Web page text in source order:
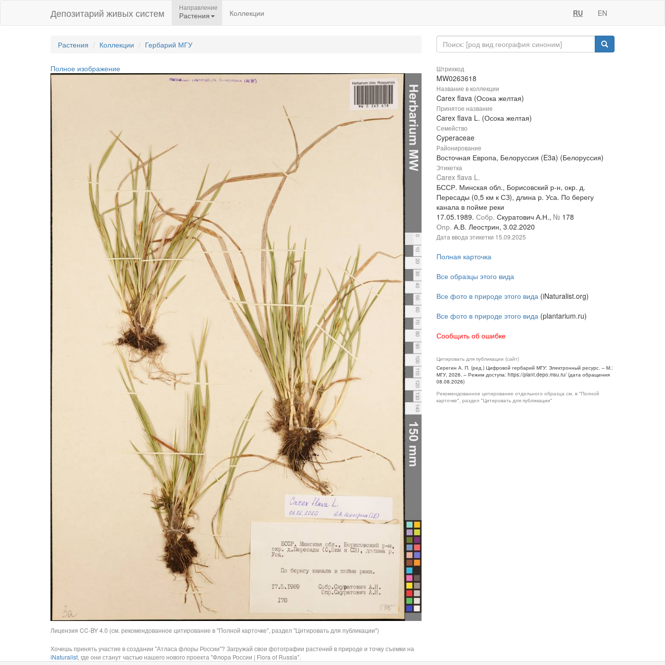
Депозитарий живых систем Направление
Растения Коллекции RU EN
Растения Коллекции Гербарий МГУ
Полное изображение
Лицензия CC-BY 4.0 (см. рекомендованное цитирование в "Полной карточке", раздел "Цитировать для публикации")
Хочешь принять участие в создании "Атласа флоры России"? Загружай свои фотографии растений в природе и точку съемки на
iNaturalist, где они станут частью нашего нового проекта "Флора России | Flora of Russia".
Штрихкод
MW0263618
Название в коллекции
Carex flava (Осока желтая)
Принятое название
Carex flava L. (Осока желтая)
Семейство
Cyperaceae
Районирование
Восточная Европа, Белоруссия (E3a) (Белоруссия)
Этикетка
Carex flava L.
БССР. Минская обл., Борисовский р-н, окр. д.
Пересады (0,5 км к СЗ), длина р. Уса. По берегу
канала в пойме реки
17.05.1989. Собр. Скуратович А.Н., № 178
Опр. А.В. Леострин, 3.02.2020
Дата ввода этикетки 15.09.2025
Полная карточка
Все образцы этого вида
Все фото в природе этого вида (iNaturalist.org)
Все фото в природе этого вида (plantarium.ru)
Сообщить об ошибке
Цитировать для публикации (сайт)
Серегин А. П. (ред.) Цифровой гербарий МГУ: Электронный ресурс. – М.:
МГУ, 2026. – Режим доступа: https://plant.depo.msu.ru/ (дата обращения
08.08.2026)
Рекомендованное цитирование отдельного образца см. в "Полной
карточке", раздел "Цитировать для публикации"